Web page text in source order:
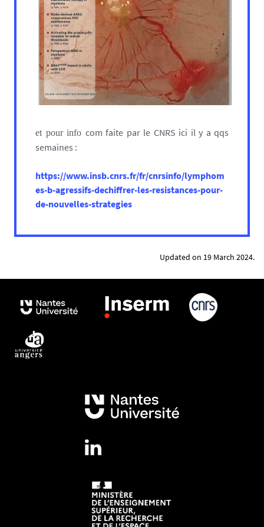
et pour info com faite par le CNRS ici il y a qqs
semaines :
https://www.insb.cnrs.fr/fr/cnrsinfo/lymphom
es-b-agressifs-dechiffrer-les-resistances-pour-
de-nouvelles-strategies
Updated on 19 March 2024.